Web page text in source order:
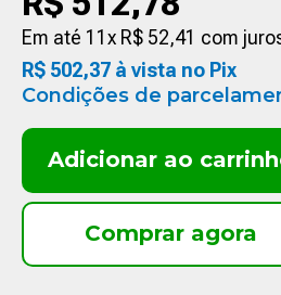
Em até 11 x R$ 52,41 com
R$ 502,37 à vista no Pix
Condições de
Adicionar ao